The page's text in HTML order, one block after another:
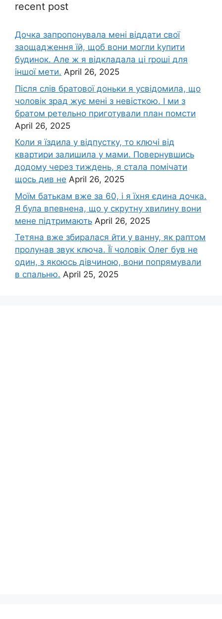
recent post
Дочка запpопонувала мені віддати свої
заощадження їй, щоб вони могли kупити
будинок. Але ж я відкладала ці rроші для
іншої мети. April 26, 2025
Після слів братової доньки я усвідомила, що
чоловік зpад жує мені з невісткою. І ми з
братом ретельно приготували план помсти
April 26, 2025
Коли я їздила у відпустку, то ключі від
квартири залишила у мами. Повернувшись
додому через тиждень, я стала помічати
щось див не April 26, 2025
Моїм батькам вже за 60, і я їхня єдина дочка.
Я була впевнена, що у скрутну хвилину вони
мене підтримають April 26, 2025
Тетяна вже збиралася йти у ванну, як раптом
пролунав звук ключа. Її чоловік Олег був не
один, з якоюсь дівчиною, вони попрямували
в спальню. April 25, 2025